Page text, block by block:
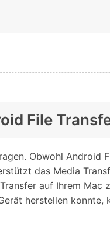
File
Obwohl Android
das Media
auf Ihrem Mac
herstellen konnte,